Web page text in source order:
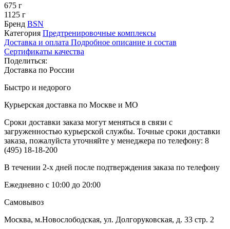
675 г
1125 г
Бренд BSN
Категория Предтренировочные комплексы
Доставка и оплата Подробное описание и состав
Сертификаты качества
Поделиться:
Доставка по России
Быстро и недорого
Курьерская доставка по Москве и МО
Сроки доставки заказа могут меняться в связи с
загруженностью курьерской службы. Точные сроки доставки
заказа, пожалуйста уточняйте у менеджера по телефону: 8
(495) 18-18-200
В течении 2-х дней после подтверждения заказа по телефону
Ежедневно с 10:00 до 20:00
Самовывоз
Москва, м.Новослободская, ул. Долгоруковская, д. 33 стр. 2